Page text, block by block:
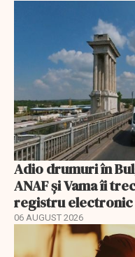
Adio drumuri în
ANAF și Vama îi
registru electronic
06 AUGUST 2026